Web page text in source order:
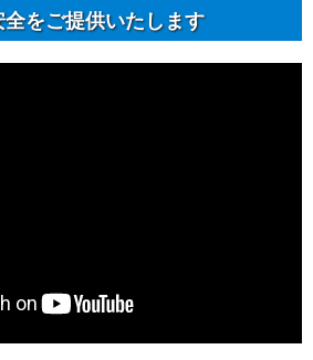
全をご提供いたします